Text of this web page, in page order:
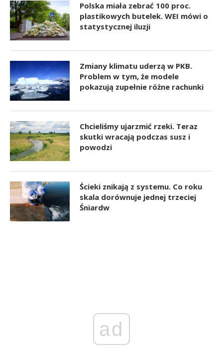
Polska miała zebrać 100 proc.
plastikowych butelek. WEI mówi o
statystycznej iluzji
Zmiany klimatu uderzą w PKB.
Problem w tym, że modele
pokazują zupełnie różne rachunki
Chcieliśmy ujarzmić rzeki. Teraz
skutki wracają podczas susz i
powodzi
Ścieki znikają z systemu. Co roku
skala dorównuje jednej trzeciej
Śniardw
ad